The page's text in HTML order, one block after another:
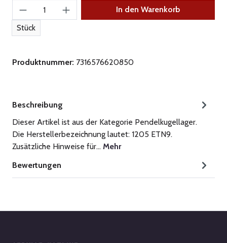
Produkt Anzahl: Gib den gewünschten Wert
Stück
In den Warenkorb
Produktnummer: 7316576620850
Beschreibung
Dieser Artikel ist aus der Kategorie Pendelkugellager.
Die Herstellerbezeichnung lautet: 1205 ETN9.
Zusätzliche Hinweise für… Mehr
Bewertungen